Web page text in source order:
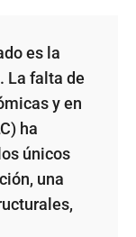
es la
La falta de
y en
ha
únicos
una